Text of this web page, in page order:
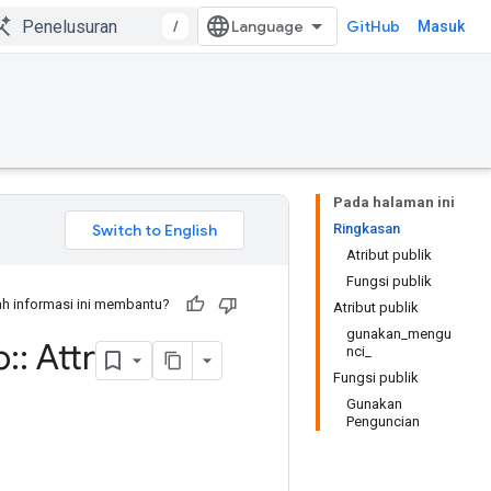
/ GitHub Masuk
Pada halaman ini
Ringkasan
Atribut publik
Fungsi publik
Atribut publik
gunakan_mengu
nci_
Fungsi publik
Gunakan
Penguncian
informasi ini membantu?
:: Attr